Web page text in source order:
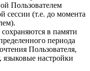
Пользователем
сессии (т.е. до момента
в памяти
периода
Пользователя,
языковые настройки